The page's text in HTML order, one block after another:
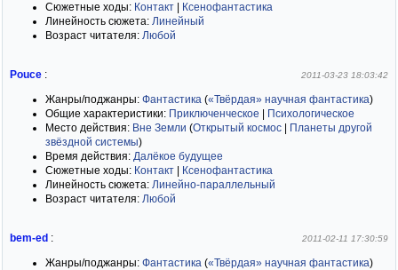
Сюжетные ходы: Контакт
Ксенофантастика
Линейность сюжета: Линейный
Возраст читателя: Любой
Pouce : 2011-03-23 18:03:42
Жанры/поджанры: Фантастика («Твёрдая» научная фантастика)
Общие характеристики: Приключенческое
Психологическое
Место действия: Вне Земли (Открытый космос
Планеты другой
звёздной системы)
Время действия: Далёкое будущее
Сюжетные ходы: Контакт
Ксенофантастика
Линейность сюжета: Линейно-параллельный
Возраст читателя: Любой
bem-ed : 2011-02-11 17:30:59
Жанры/поджанры: Фантастика («Твёрдая» научная фантастика)